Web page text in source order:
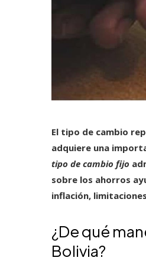
El tipo de cambio
adquiere una
tipo de cambio fijo
sobre los ahorros
inflación,
¿De qué
Bolivia?